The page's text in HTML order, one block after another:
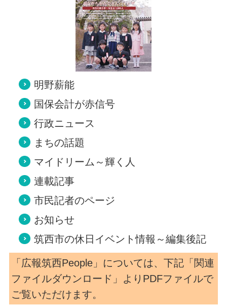
明野薪能
国保会計が赤信号
行政ニュース
まちの話題
マイドリーム～輝く人
連載記事
市民記者のページ
お知らせ
筑西市の休日イベント情報～編集後記
「広報筑西People」については、下記「関連
ファイルダウンロード」よりPDFファイルで
ご覧いただけます。